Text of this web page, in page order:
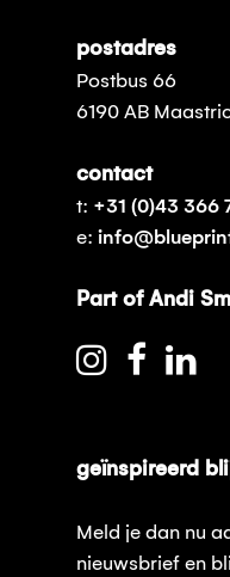
postadres
Postbus 66
6190 AB
contact
t: +31 (0)43 366
e:
Part of Andi
geïnspireerd
Meld je dan nu
nieuwsbrief en